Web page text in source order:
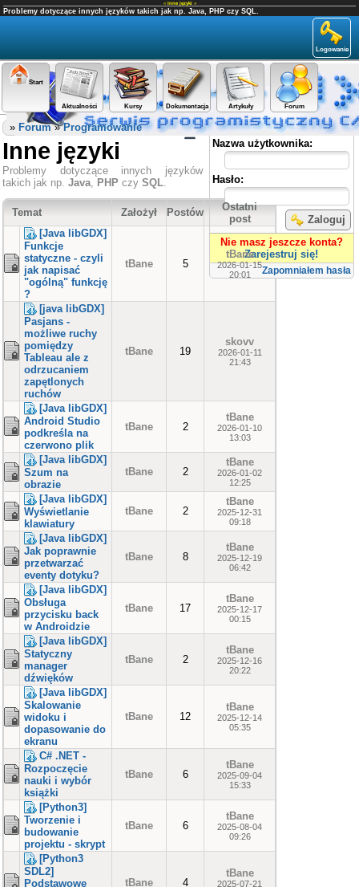
« Inne języki»
Problemy dotyczące innych języków takich jak np. Java, PHP czy SQL.
Logowanie
Start
Aktualności Kursy Dokumentacja Artykuły Forum
Panel użytkownika
Nazwa użytkownika:
Hasło:
Zaloguj
Nie masz jeszcze konta?
Zarejestruj się!
Zapomniałem hasła
» Forum»Programowanie
Inne języki
Problemy dotyczące innych języków
takich jak np. Java, PHP czy SQL.
Temat Założył Postów
Ostatni
post
[Java libGDX]
Funkcje
statyczne - czyli
jak napisać
"ogólną" funkcję
?
tBane 5
tBane
2026-01-15
20:01
[java libGDX]
Pasjans -
możliwe ruchy
pomiędzy
Tableau ale z
odrzucaniem
zapętlonych
ruchów
tBane 19
skovv
2026-01-11
21:43
[Java libGDX]
Android Studio
podkreśla na
czerwono plik
tBane 2
tBane
2026-01-10
13:03
[Java libGDX]
Szum na
obrazie
tBane 2
tBane
2026-01-02
12:25
[Java libGDX]
Wyświetlanie
klawiatury
tBane 2
tBane
2025-12-31
09:18
[Java libGDX]
Jak poprawnie
przetwarzać
eventy dotyku?
tBane 8
tBane
2025-12-19
06:42
[Java libGDX]
Obsługa
przycisku back
w Androidzie
tBane 17
tBane
2025-12-17
00:15
[Java libGDX]
Statyczny
manager
dźwięków
tBane 2
tBane
2025-12-16
20:22
[Java libGDX]
Skalowanie
widoku i
dopasowanie do
ekranu
tBane 12
tBane
2025-12-14
05:35
C# .NET -
Rozpoczęcie
nauki i wybór
książki
tBane 6
tBane
2025-09-04
15:33
[Python3]
Tworzenie i
budowanie
projektu - skrypt
tBane 6
tBane
2025-08-04
09:26
[Python3
SDL2]
Podstawowe
tBane 4
tBane
2025-07-21